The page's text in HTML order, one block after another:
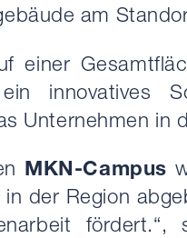
am
einer
innovatives
Unternehmen in
MKN-Campus
der Region